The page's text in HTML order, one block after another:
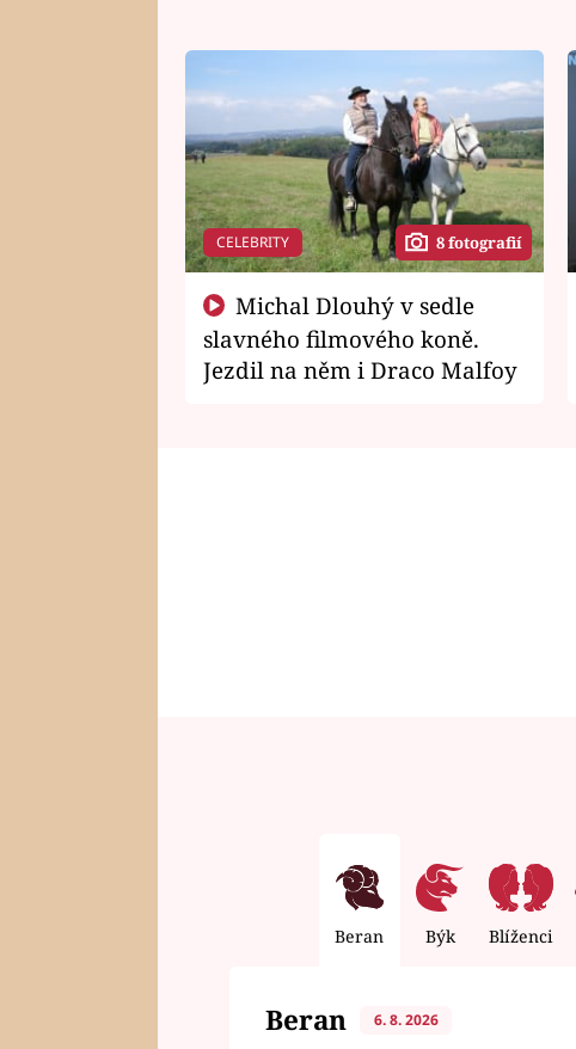
CELEBRITY 8 fotografií
slavného filmového koně.
Jezdil na něm i Draco Malfoy
Beran Býk Blíženci
Beran 6. 8. 2026